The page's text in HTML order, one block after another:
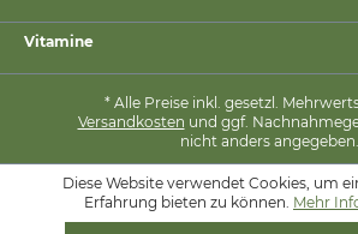
Vitamine
* Alle Preise inkl. gesetzl.
Versandkosten und ggf.
nicht anders angegeben.
Diese Website verwendet Cookies, um
Erfahrung bieten zu können. Mehr